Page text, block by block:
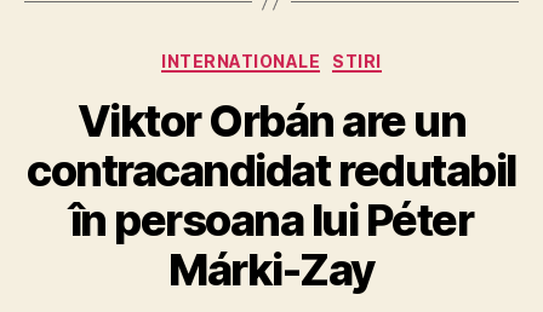
Categories
INTERNATIONALE STIRI
Viktor Orbán are un
contracandidat redutabil
în persoana lui Péter
Márki-Zay